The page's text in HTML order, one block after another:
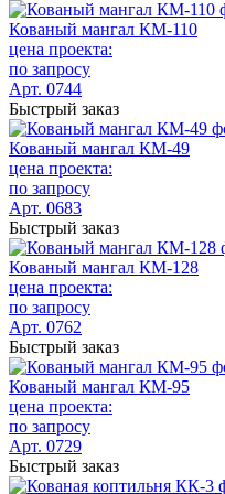
Кованый мангал КМ-110
цена проекта:
по запросу
Арт. 0744
Быстрый заказ
Кованый мангал КМ-49
цена проекта:
по запросу
Арт. 0683
Быстрый заказ
Кованый мангал КМ-128
цена проекта:
по запросу
Арт. 0762
Быстрый заказ
Кованый мангал КМ-95
цена проекта:
по запросу
Арт. 0729
Быстрый заказ